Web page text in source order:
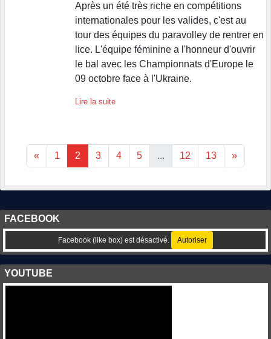
Après un été très riche en compétitions
internationales pour les valides, c'est au
tour des équipes du paravolley de rentrer en
lice. L'équipe féminine a l'honneur d'ouvrir
le bal avec les Championnats d'Europe le
09 octobre face à l'Ukraine.
Lire la suite
« 1 2 3 4 5 ... 12 13 »
FACEBOOK
Facebook (like box) est désactivé. Autoriser
YOUTUBE